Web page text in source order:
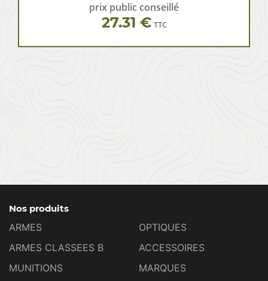
prix public conseillé
27.31 € TTC
Nos produits
ARMES
ARMES CLASSEES B
MUNITIONS
OPTIQUES
ACCESSOIRES
MARQUES